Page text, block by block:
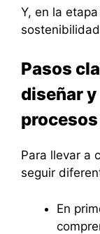
Y, en la
Pasos
diseñar
procesos
Para llevar a
seguir
En